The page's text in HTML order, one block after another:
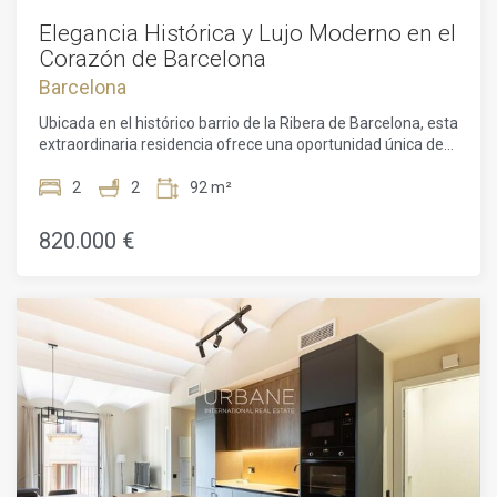
Elegancia Histórica y Lujo Moderno en el
Corazón de Barcelona
Barcelona
Ubicada en el histórico barrio de la Ribera de Barcelona, esta
extraordinaria residencia ofrece una oportunidad única de
enriquecido con el confort y la sofisticación de la vida
1850, catalogado como Bien de Interés Local, la propiedad
combina con absoluta armonía el carácter histórico con la
del encanto y la vitalidad de Ciutat Vella. Restaurantes de
primer nivel, galerías de arte, boutiques exclusivas y el
frente marítimo se encuentran a pocos pasos, permitiendo
disfrutar de lo mejor de Barcelona desde una ubicación
privilegiada.Los residentes disfrutan de acceso privilegiado
a una excepcional selección de servicios y comodidades
compartidos con el prestigioso desarrollo Isabel II 4.
Coronando el edificio se encuentra una magnífica terraza
en la azotea con piscina, elegantes zonas de descanso y
2 2 92 m²
820.000 €